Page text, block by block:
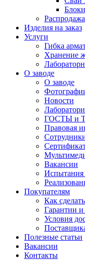
Распродажа
Изделия на заказ
Услуги
Гибка
Хранение
О заводе
О заводе
Новости
ГОСТЫ и
Правовая
Вакансии
Испытания
Покупателям
Как
Гарантии и
Условия
Полезные статьи
Вакансии
Контакты